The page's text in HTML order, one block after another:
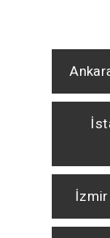
İzmir